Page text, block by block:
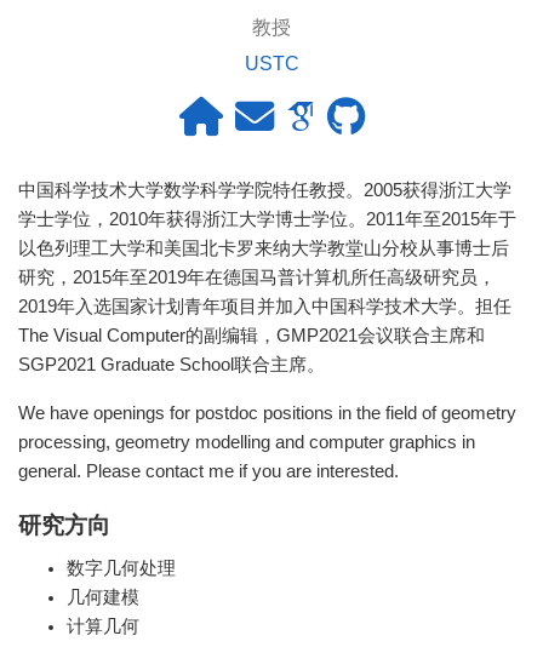
教授
USTC
中国科学技术大学数学科学学院特任教授。2005获得浙江大学
学士学位，2010年获得浙江大学博士学位。2011年至2015年于
以色列理工大学和美国北卡罗来纳大学教堂山分校从事博士后
研究，2015年至2019年在德国马普计算机所任高级研究员，
2019年入选国家计划青年项目并加入中国科学技术大学。担任
The Visual Computer的副编辑，GMP2021会议联合主席和
SGP2021 Graduate School联合主席。
We have openings for postdoc positions in the field of geometry
processing, geometry modelling and computer graphics in
general. Please contact me if you are interested.
研究方向
数字几何处理
几何建模
计算几何